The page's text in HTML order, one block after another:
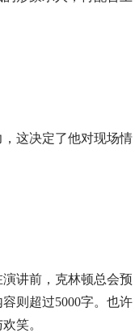
这决定了他对现场情
讲前，克林顿总会预
则超过5000字。也许
笑。